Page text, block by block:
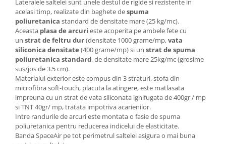
Lateralele saltelei sunt unele destul de rigide si rezistente in
acelasi timp, realizate din baghete despuma
poliuretanica standard de densitate mare (25 kg/mc).
Aceasta plasa de arcuri este acoperita pe ambele fete cu
un strat de feltru dur(densitate 1000 grame/mp,vata
siliconica densitate (400 grame/mp) si un strat de spuma
poliuretanica standard, de densitate mare 25kg/mc (grosime
sus/jos de 3.5 cm).
Materialul exterior este compus din 3 straturi, stofa din
microfibra soft-touch, placuta la atingere, este matlasata
impreuna cu un strat de vata siliconata ignifugata de 400gr / mp
si TNT 40gr/ mp, tratata impotriva acarienilor.
Intre randurile de arcuri este montata o fasie de spuma
poliuretanica pentru reducerea indicelui de elasticitate.
Banda SpaceAir pe tot perimetrul saltelei asigura o mai buna